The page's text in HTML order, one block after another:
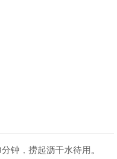
钟，捞起沥干水待用。